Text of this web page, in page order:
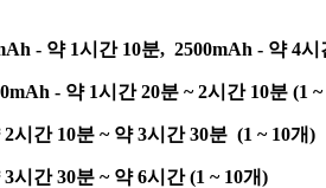
- 약 1시간 10분, 2500mAh - 약 4시
- 약 1시간 20분 ~ 2시간 10분 (1 ~
분 ~ 약 3시간 30분 (1 ~ 10개)
분 ~ 약 6시간 (1 ~ 10개)